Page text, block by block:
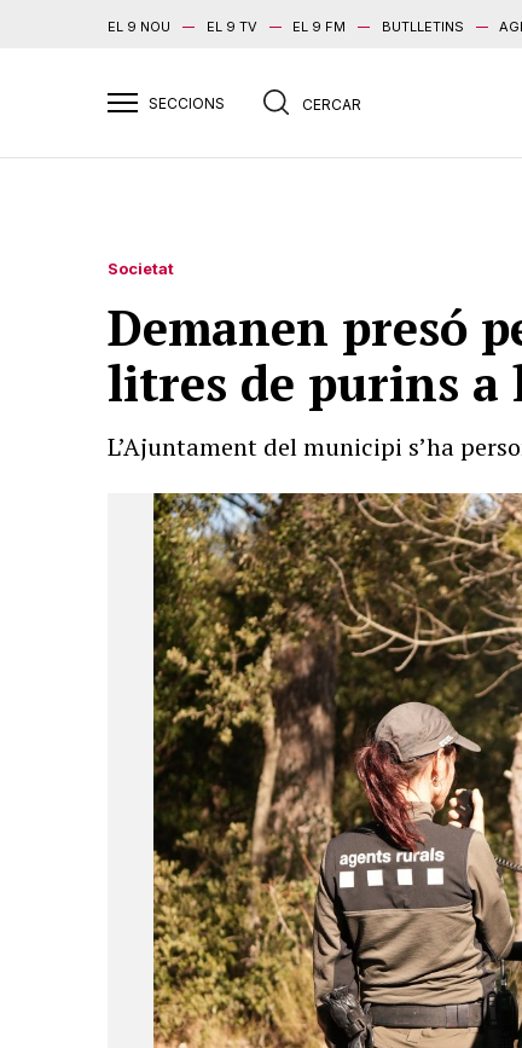
EL 9 NOU EL 9 TV EL 9 FM BUTLLETINS
Societat
Demanen presó
litres de purins a
L’Ajuntament del municipi s’ha